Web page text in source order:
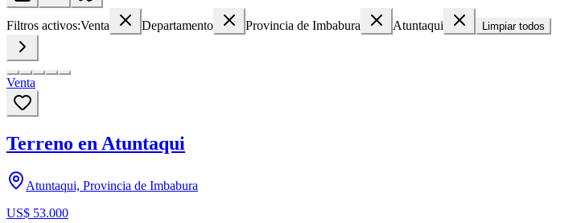
Filtros activos:Venta Departamento Provincia de Imbabura Atuntaqui Limpiar todos
Venta
Terreno en Atuntaqui
Atuntaqui, Provincia de Imbabura
US$ 53.000